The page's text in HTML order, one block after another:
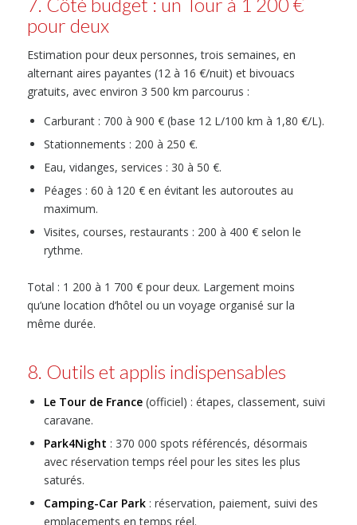
pour deux
Estimation pour deux personnes, trois semaines, en
alternant aires payantes (12 à 16 €/nuit) et bivouacs
gratuits, avec environ 3 500 km parcourus :
Carburant : 700 à 900 € (base 12 L/100 km à 1,80 €/L).
Stationnements : 200 à 250 €.
Eau, vidanges, services : 30 à 50 €.
Péages : 60 à 120 € en évitant les autoroutes au
maximum.
Visites, courses, restaurants : 200 à 400 € selon le
rythme.
Total : 1 200 à 1 700 € pour deux. Largement moins
qu’une location d’hôtel ou un voyage organisé sur la
même durée.
8. Outils et applis indispensables
Le Tour de France(officiel) : étapes, classement, suivi
caravane.
Park4Night : 370 000 spots référencés, désormais
avec réservation temps réel pour les sites les plus
saturés.
Camping-Car Park: réservation, paiement, suivi des
emplacements en temps réel.